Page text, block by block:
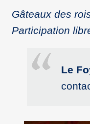
Gâteaux des
Participation
Le